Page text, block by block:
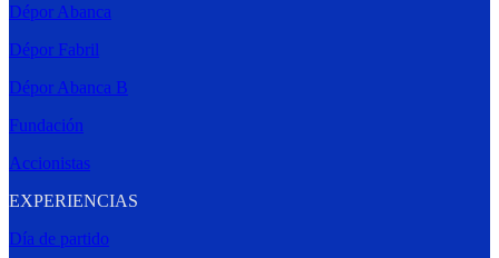
Dépor Abanca
Dépor Fabril
Dépor Abanca B
Fundación
Accionistas
EXPERIENCIAS
Día de partido